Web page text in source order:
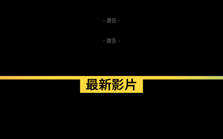
- 廣告 -
- 廣告 -
最新影片